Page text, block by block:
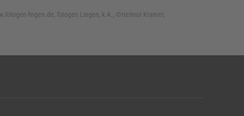
lingen.de, fotogen Lingen, k.A., ©Helmut Kramer,